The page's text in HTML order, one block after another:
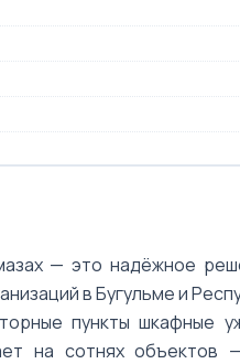
— это надёжное
в Бугульме и
пункты
на сотнях